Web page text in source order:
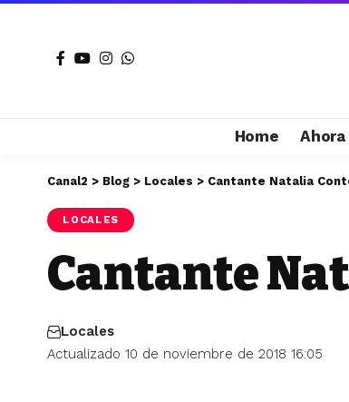
Home Ahora
Canal2 > Blog > Locales > Cantante Natalia
LOCALES
Cantante
Actualizado 10 de noviembre de 2018 16:05
Locales